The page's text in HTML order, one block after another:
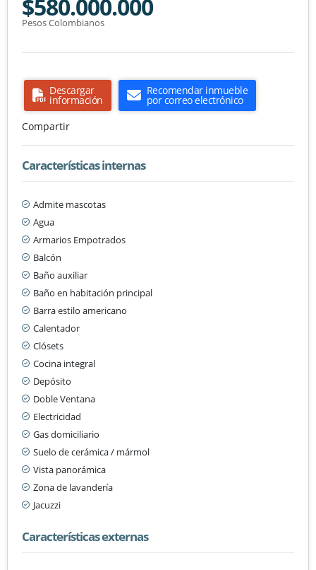
$580.000.000
Pesos Colombianos
Descargar
información
Recomendar inmueble
por correo electrónico
Compartir
Características internas
Admite mascotas
Agua
Armarios Empotrados
Balcón
Baño auxiliar
Baño en habitación principal
Barra estilo americano
Calentador
Clósets
Cocina integral
Depósito
Doble Ventana
Electricidad
Gas domiciliario
Suelo de cerámica / mármol
Vista panorámica
Zona de lavandería
Jacuzzi
Características externas